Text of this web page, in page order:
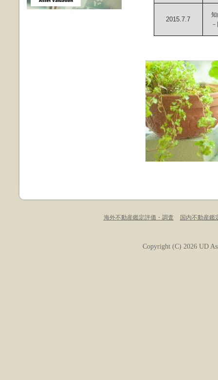
2015.7.7
知
－
海外不動産鑑定評価・調査 国内不動産鑑
Copyright (C) 2026 UD